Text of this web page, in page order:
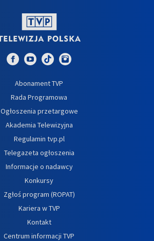
Abonament TVP
Rada Programowa
Ogłoszenia przetargowe
Akademia Telewizyjna
Regulamin tvp.pl
Telegazeta ogłoszenia
Informacje o nadawcy
Konkursy
Zgłoś program (ROPAT)
Kariera w TVP
Kontakt
Centrum informacji TVP